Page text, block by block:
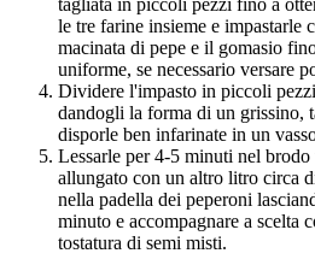
le tre farine insieme e impastarle
macinata di pepe e il gomasio
uniforme, se necessario versare
Dividere l'impasto in piccoli
dandogli la forma di un grissino,
disporle ben infarinate in un
Lessarle per 4-5 minuti nel brodo
allungato con un altro litro circa
nella padella dei peperoni
minuto e accompagnare a scelta
tostatura di semi misti.